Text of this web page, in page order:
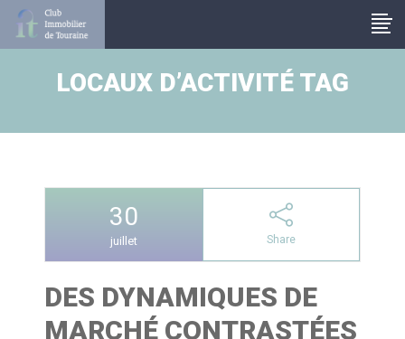
LOCAUX D’ACTIVITÉ TAG
30
juillet Share
DES DYNAMIQUES DE
MARCHÉ CONTRASTÉES
Panneau de gestion des cookies